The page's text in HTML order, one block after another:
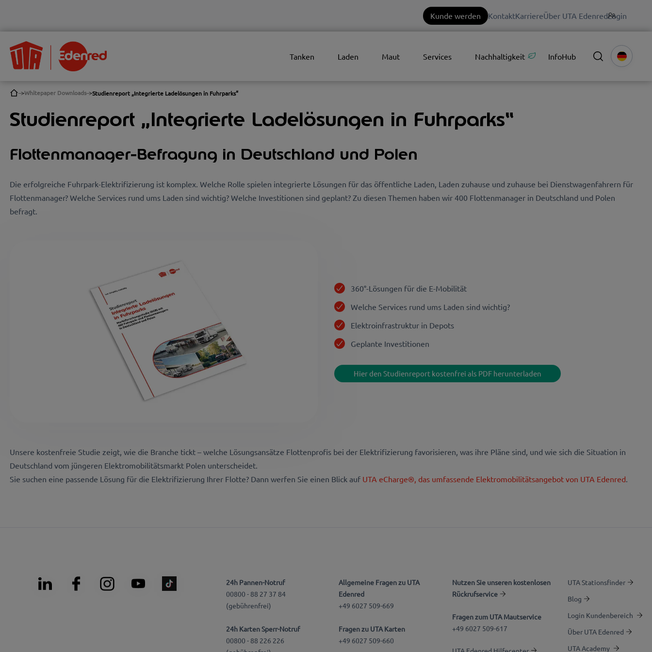
Kunde werden KontaktKarriereÜber UTA EdenredLogin
Tanken Laden Maut Services Nachhaltigkeit InfoHub
Whitepaper Downloads Studienreport „Integrierte Ladelösungen in Fuhrparks“
Studienreport „Integrierte Ladelösungen in Fuhrparks“
Flottenmanager-Befragung in Deutschland und Polen
Die erfolgreiche Fuhrpark-Elektrifizierung ist komplex. Welche Rolle spielen integrierte Lösungen für das öffentliche Laden, Laden zuhause und zuhause bei Dienstwagenfahrern für
Flottenmanager? Welche Services rund ums Laden sind wichtig? Welche Investitionen sind geplant? Zu diesen Themen haben wir 400 Flottenmanager in Deutschland und Polen
befragt.
360°-Lösungen für die E-Mobilität
Welche Services rund ums Laden sind wichtig?
Elektroinfrastruktur in Depots
Geplante Investitionen
Hier den Studienreport kostenfrei als PDF herunterladen
Unsere kostenfreie Studie zeigt, wie die Branche tickt – welche Lösungsansätze Flottenprofis bei der Elektrifizierung favorisieren, was ihre Pläne sind, und wie sich die Situation in
Deutschland vom jüngeren Elektromobilitätsmarkt Polen unterscheidet.
Sie suchen eine passende Lösung für die Elektrifizierung Ihrer Flotte? Dann werfen Sie einen Blick auf UTA eCharge®, das umfassende Elektromobilitätsangebot von UTA Edenred
24h Pannen-Notruf
00800 - 88 27 37 84
(gebührenfrei)
24h Karten Sperr-Notruf
00800 - 88 226 226
Allgemeine Fragen zu UTA
Edenred
+49 6027 509-669
Fragen zu UTA Karten
+49 6027 509-660
Nutzen Sie unseren kostenlosen
Rückrufservice
Fragen zum UTA Mautservice
+49 6027 509-617
UTA Stationsfinder
Blog
Login Kundenbereich
Über UTA Edenred
UTA Academy